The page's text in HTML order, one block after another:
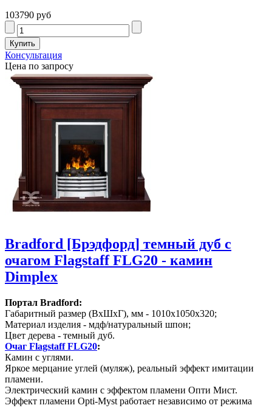
103790 руб
Консультация
Цена по запросу
Bradford [Брэдфорд] темный дуб с
очагом Flagstaff FLG20 - камин
Dimplex
Портал Bradford:
Габаритный размер (ВхШхГ), мм - 1010х1050х320;
Материал изделия - мдф/натуральный шпон;
Цвет дерева - темный дуб.
Очаг Flagstaff FLG20:
Камин с углями.
Яркое мерцание углей (муляж), реальный эффект имитации
пламени.
Электрический камин с эффектом пламени Опти Мист.
Эффект пламени Opti-Myst работает независимо от режима